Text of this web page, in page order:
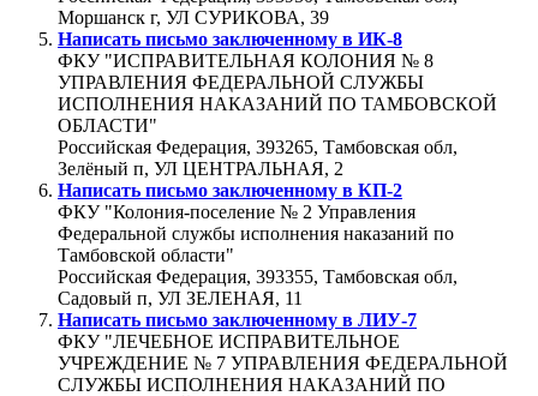
Моршанск г, УЛ СУРИКОВА, 39
Написать письмо заключенному в ИК-8
ФКУ "ИСПРАВИТЕЛЬНАЯ КОЛОНИЯ № 8
УПРАВЛЕНИЯ ФЕДЕРАЛЬНОЙ СЛУЖБЫ
ИСПОЛНЕНИЯ НАКАЗАНИЙ ПО ТАМБОВСКОЙ
ОБЛАСТИ"
Российская Федерация, 393265, Тамбовская обл,
Зелёный п, УЛ ЦЕНТРАЛЬНАЯ, 2
Написать письмо заключенному в КП-2
ФКУ "Колония-поселение № 2 Управления
Федеральной службы исполнения наказаний по
Тамбовской области"
Российская Федерация, 393355, Тамбовская обл,
Садовый п, УЛ ЗЕЛЕНАЯ, 11
Написать письмо заключенному в ЛИУ-7
ФКУ "ЛЕЧЕБНОЕ ИСПРАВИТЕЛЬНОЕ
УЧРЕЖДЕНИЕ № 7 УПРАВЛЕНИЯ ФЕДЕРАЛЬНОЙ
СЛУЖБЫ ИСПОЛНЕНИЯ НАКАЗАНИЙ ПО